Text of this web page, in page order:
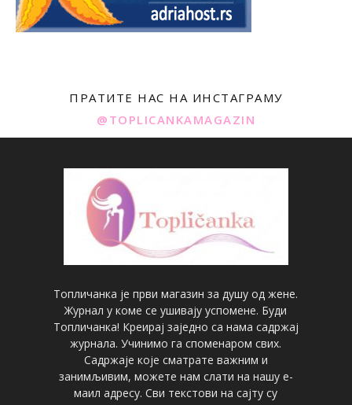
ПРАТИТЕ НАС НА ИНСТАГРАМУ
@TOPLICANKAMAGAZIN
Топличанка је први магазин за душу од жене.
Журнал у коме се ушивају успомене. Буди
Топличанка! Креирај заједно са нама садржај
журнала. Учинимо га споменаром свих.
Садржаје које сматрате важним и
занимљивим, можете нам слати на нашу е-
маил адресу. Сви текстови на сајту су